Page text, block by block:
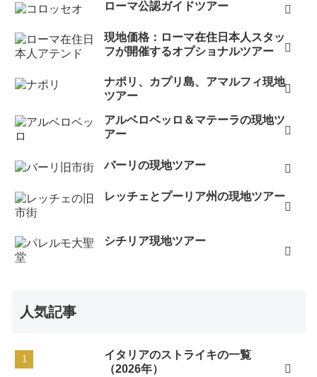
ローマ公認ガイドツアー
現地価格：ローマ在住日本人スタッ
フが開催するオプショナルツアー
ナポリ、カプリ島、アマルフィ現地
ツアー
アルベロベッロ＆マテーラの現地ツ
アー
バーリの現地ツアー
レッチェとプーリア州の現地ツアー
シチリア現地ツアー
人気記事
イタリアのストライキの一覧
（2026年）